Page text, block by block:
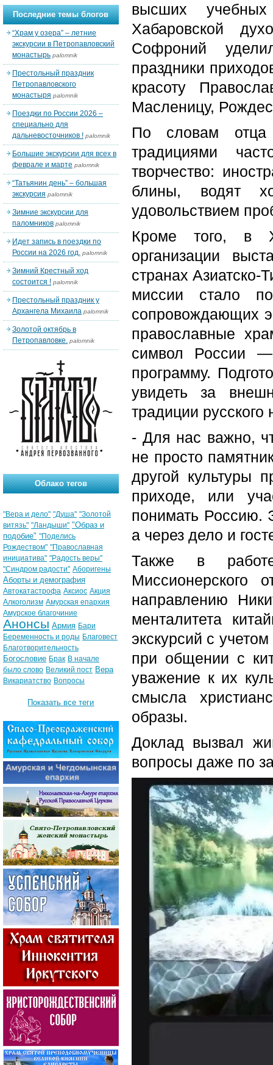
высших
Хабаровской
Софроний
праздники
красоту
Масленицу,
По словам отца
традициями
творчество:
блины, водят
удовольствием
Кроме того, в
организации
странах Азиатско-
миссии стало
сопровождающих
православные
символ России
программу.
увидеть за
традиции русского
- Для нас важно,
не просто
другой культуры
приходе, или
понимать Россию.
а через дело и
Также в
Миссионерского
направлению
менталитета
экскурсий с
при общении с
уважение к их
смысла
образы.
Доклад вызвал
вопросы даже по
Последние темы блогов
“Храм у озера” – летние
экскурсии в Петропавловский
монастырь palomnik
Престольный праздник
Петропавловского
монастыря palomnik
Поездки по России 2026 –
специально для
дальневосточников ! palomnik
Большие экскурсии для всех в
феврале и марте palomnik
“Татьянин день” – большая
экскурсия palomnik
Зимние экскурсии для
паломников palomnik
Идет запись в поездки по
России на 2026 год. palomnik
Зимний Крестный ход
состоится ! palomnik
Престольный праздник у
Архангела Михаила palomnik
Золотой октябрь в
Петропавловке. palomnik
Облако тегов
"Вера и дело" "Душа" "Золотой
витязь" "Ландыши" "Образ и
подобие" "Поделись
Рождеством" "Православная
инициатива" "Радость веры"
"Синдром радости" Аборигены
Аборты и демография
Автокатастрофа Аксиос Акция
Алкоголизм Амурская епархия
Амурское благочиние
Анонсы Армия Бари
Беременность и роды Благовест
Благотворительность
Богословие Брак В начале
было слово Великий пост Вера
Викариатство Вопросы
Показать все теги